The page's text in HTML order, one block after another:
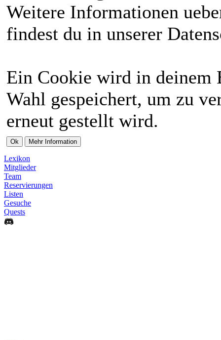
Weitere Informationen
findest du in unserer
Ein Cookie wird in deinem
Wahl gespeichert, um zu
erneut gestellt wird.
Lexikon
Mitglieder
Team
Reservierungen
Listen
Gesuche
Quests